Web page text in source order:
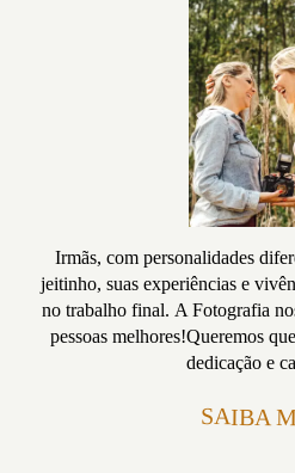
Irmãs, com personalidades
jeitinho, suas experiências e
no trabalho final. A Fotografia
pessoas melhores!Queremos
dedicação e
SAIBA